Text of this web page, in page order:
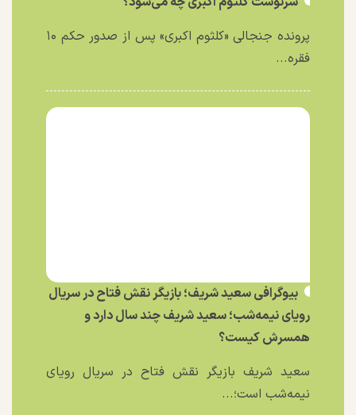
پرونده جنجالی «کلثوم اکبری» پس از صدور حکم ۱۰
فقره...
بیوگرافی سعید شریف؛ بازیگر نقش فتاح در سریال
رویای نیمه‌شب؛ سعید شریف چند سال دارد و
همسرش کیست؟
سعید شریف بازیگر نقش فتاح در سریال رویای
نیمه‌شب است؛...